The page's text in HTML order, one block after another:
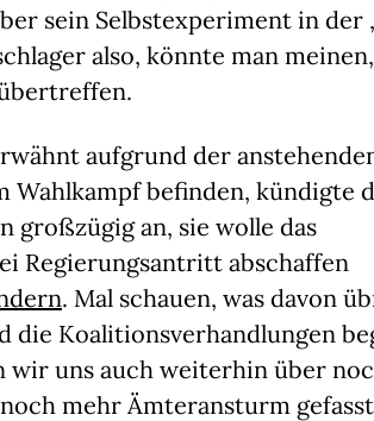
sein Selbstexperiment in der
also, könnte man
aufgrund der
Wahlkampf befinden, kündigte
großzügig an, sie wolle das
Regierungsantritt abschaffen
. Mal schauen, was davon
die Koalitionsverhandlungen
wir uns auch weiterhin über
mehr Ämteransturm